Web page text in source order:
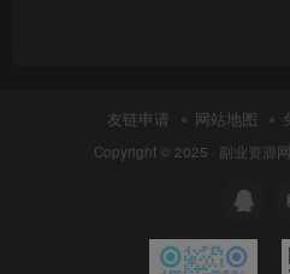
友链申请 网站地图
Copyright © 2025 · 副业资源网